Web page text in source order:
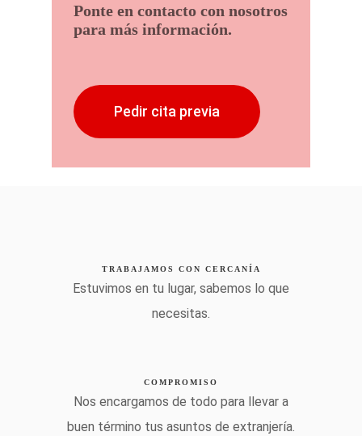
Ponte en contacto con nosotros
para más información.
Pedir cita previa
TRABAJAMOS CON CERCANÍA
Estuvimos en tu lugar, sabemos lo que
necesitas.
COMPROMISO
Nos encargamos de todo para llevar a
buen término tus asuntos de extranjería.